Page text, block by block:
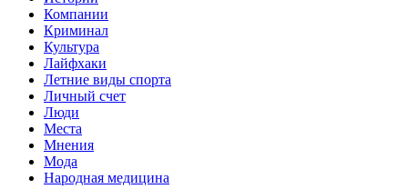
Компании
Криминал
Культура
Лайфхаки
Летние виды спорта
Личный счет
Люди
Места
Мнения
Мода
Народная медицина